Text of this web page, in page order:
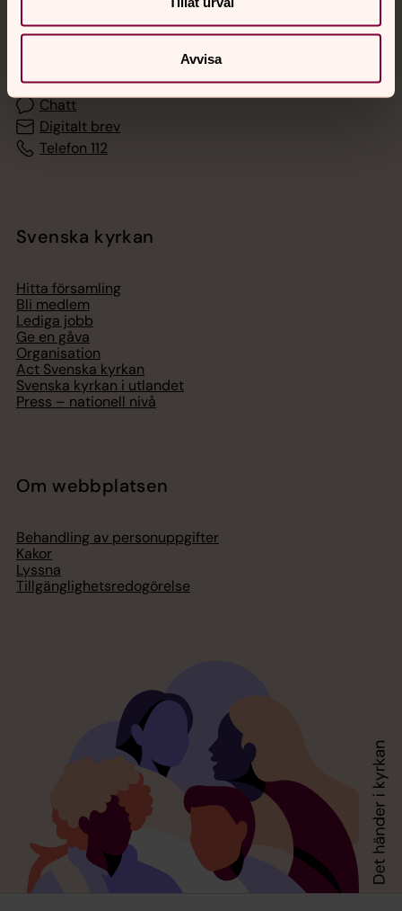
Avvisa
Akut samtals- och krisstöd. Prata eller chatta anonymt
med en präst på kvällar och nätter.
Chatt
Digitalt brev
Telefon 112
Svenska kyrkan
Hitta församling
Bli medlem
Lediga jobb
Ge en gåva
Organisation
Act Svenska kyrkan
Svenska kyrkan i utlandet
Press – nationell nivå
Om webbplatsen
Behandling av personuppgifter
Kakor
Lyssna
Tillgänglighetsredogörelse